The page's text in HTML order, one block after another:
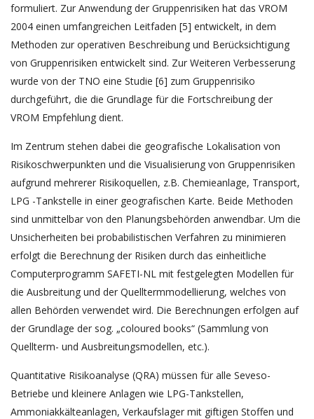
formuliert. Zur Anwendung der Gruppenrisiken hat das VROM
2004 einen umfangreichen Leitfaden [5] entwickelt, in dem
Methoden zur operativen Beschreibung und Berücksichtigung
von Gruppenrisiken entwickelt sind. Zur Weiteren Verbesserung
wurde von der TNO eine Studie [6] zum Gruppenrisiko
durchgeführt, die die Grundlage für die Fortschreibung der
VROM Empfehlung dient.
Im Zentrum stehen dabei die geografische Lokalisation von
Risikoschwerpunkten und die Visualisierung von Gruppenrisiken
aufgrund mehrerer Risikoquellen, z.B. Chemieanlage, Transport,
LPG -Tankstelle in einer geografischen Karte. Beide Methoden
sind unmittelbar von den Planungsbehörden anwendbar. Um die
Unsicherheiten bei probabilistischen Verfahren zu minimieren
erfolgt die Berechnung der Risiken durch das einheitliche
Computerprogramm SAFETI-NL mit festgelegten Modellen für
die Ausbreitung und der Quelltermmodellierung, welches von
allen Behörden verwendet wird. Die Berechnungen erfolgen auf
der Grundlage der sog. „coloured books“ (Sammlung von
Quellterm- und Ausbreitungsmodellen, etc.).
Quantitative Risikoanalyse (QRA) müssen für alle Seveso-
Betriebe und kleinere Anlagen wie LPG-Tankstellen,
Ammoniakkälteanlagen, Verkaufslager mit giftigen Stoffen und